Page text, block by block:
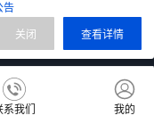
系我们 我的
告
查看详情
关闭